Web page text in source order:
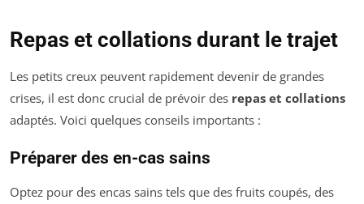
Repas et collations durant le trajet
Les petits creux peuvent rapidement devenir de grandes
crises, il est donc crucial de prévoir des repas et collations
adaptés. Voici quelques conseils importants :
Préparer des en-cas sains
Optez pour des encas sains tels que des fruits coupés, des